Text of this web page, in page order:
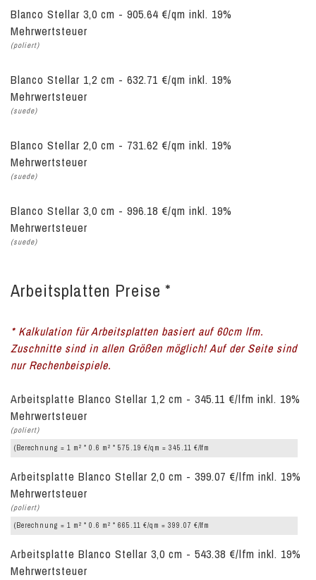
Blanco Stellar 3,0 cm - 905.64 €/qm inkl. 19%
Mehrwertsteuer
(poliert)
Blanco Stellar 1,2 cm - 632.71 €/qm inkl. 19%
Mehrwertsteuer
(suede)
Blanco Stellar 2,0 cm - 731.62 €/qm inkl. 19%
Mehrwertsteuer
(suede)
Blanco Stellar 3,0 cm - 996.18 €/qm inkl. 19%
Mehrwertsteuer
(suede)
Arbeitsplatten Preise *
* Kalkulation für Arbeitsplatten basiert auf 60cm lfm.
Zuschnitte sind in allen Größen möglich! Auf der Seite sind
nur Rechenbeispiele.
Arbeitsplatte Blanco Stellar 1,2 cm - 345.11 €/lfm inkl. 19%
Mehrwertsteuer
(poliert)
(Berechnung = 1 m 2 * 0.6 m 2 * 575.19 €/qm = 345.11 €/lfm
Arbeitsplatte Blanco Stellar 2,0 cm - 399.07 €/lfm inkl. 19%
Mehrwertsteuer
(poliert)
(Berechnung = 1 m 2 * 0.6 m 2 * 665.11 €/qm = 399.07 €/lfm
Arbeitsplatte Blanco Stellar 3,0 cm - 543.38 €/lfm inkl. 19%
Mehrwertsteuer